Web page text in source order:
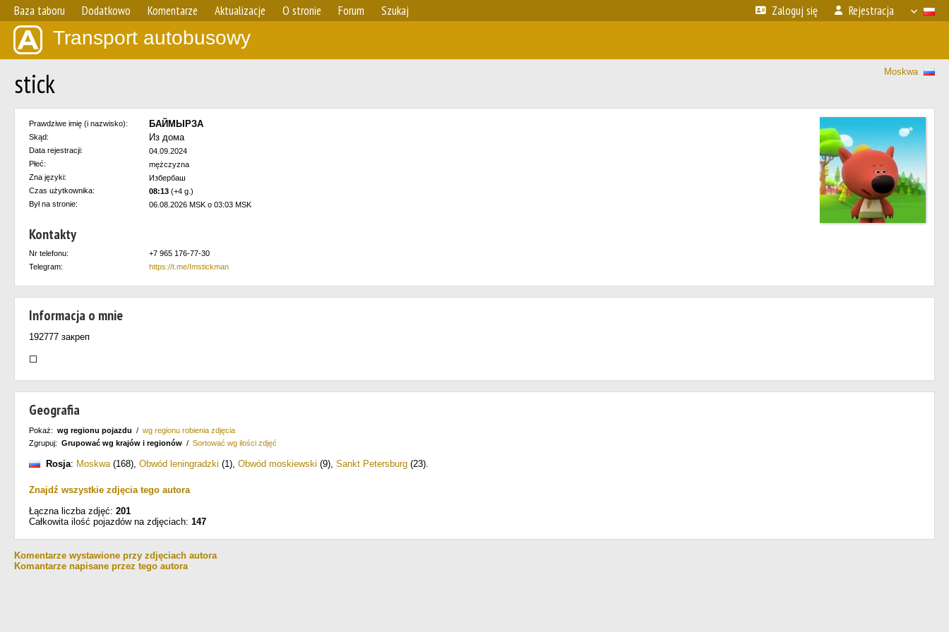
Baza taboru Dodatkowo Komentarze Aktualizacje O stronie Forum Szukaj Zaloguj się Rejestracja
Transport autobusowy
Moskwa
stick
Prawdziwe imię (i nazwisko): БАЙМЫРЗА
Skąd: Из дома
Data rejestracji:
04.09.2024
Płeć:
mężczyzna
Zna języki:
Избербаш
Czas użytkownika:
08:13 (+4 g.)
Był na stronie:
06.08.2026 MSK o 03:03 MSK
Kontakty
Nr telefonu:
+7 965 176-77-30
Telegram:
https://t.me/Imstickman
Informacja o mnie
192777 закреп
⬜
Geografia
Pokaż: wg regionu pojazdu / wg regionu robienia zdjęcia
Zgrupuj: Grupować wg krajów i regionów / Sortować wg ilości zdjęć
Rosja: Moskwa(168), Obwód leningradzki (1), Obwód moskiewski (9), Sankt Petersburg (23).
Znajdź wszystkie zdjęcia tego autora
Łączna liczba zdjęć: 201
Całkowita ilość pojazdów na zdjęciach: 147
Komentarze wystawione przy zdjęciach autora
Komantarze napisane przez tego autora